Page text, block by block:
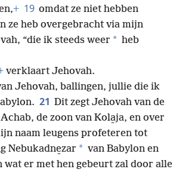
+ 19 omdat ze niet hebben
ze heb overgebracht via mijn
“die ik steeds weer * heb
verklaart Jehovah.
Jehovah, ballingen, jullie die ik
21 Dit zegt Jehovah van de
de zoon van Kola̱ja, en over
naam leugens profeteren tot
Nebukadne̱zar * van Babylon en
wat er met hen gebeurt zal door alle